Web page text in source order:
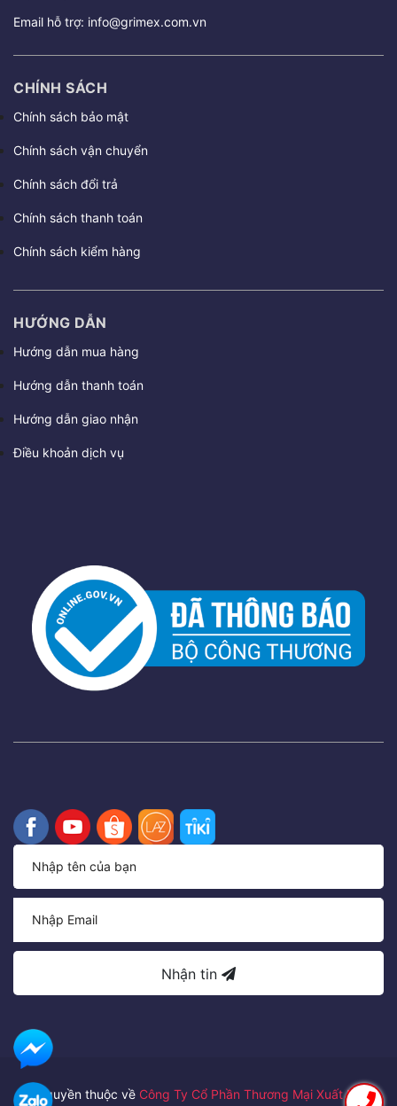
Email hỗ trợ: info@grimex.com.vn
CHÍNH SÁCH
Chính sách bảo mật
Chính sách vận chuyển
Chính sách đổi trả
Chính sách thanh toán
Chính sách kiểm hàng
HƯỚNG DẪN
Hướng dẫn mua hàng
Hướng dẫn thanh toán
Hướng dẫn giao nhận
Điều khoản dịch vụ
Nhận tin
Bản quyền thuộc về Công Ty Cổ Phần Thương Mại Xuất Nhập